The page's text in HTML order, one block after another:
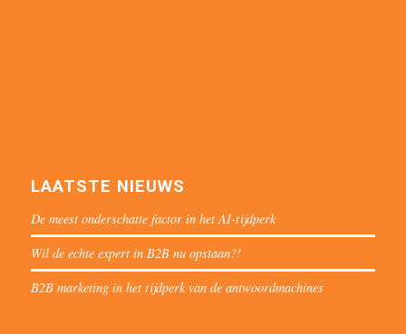
LAATSTE NIEUWS
De meest onderschatte factor in het AI-tijdperk
Wil de echte expert in B2B nu opstaan?!
B2B marketing in het tijdperk van de antwoordmachines